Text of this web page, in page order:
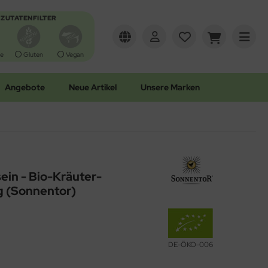
ZUTATENFILTER
Gluten Vegan
Angebote Neue Artikel Unsere Marken
- Bio-Kräuter-
(Sonnentor)
DE-ÖKO-006